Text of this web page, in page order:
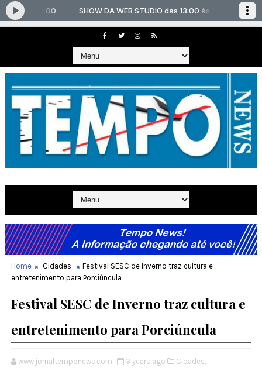
Home Cidades
Festival SESC de Inverno traz cultura e
entretenimento para Porciúncula
Festival SESC de Inverno traz cultura e
entretenimento para Porciúncula
www.jornaltemponews.com 3 years ago Cidades,